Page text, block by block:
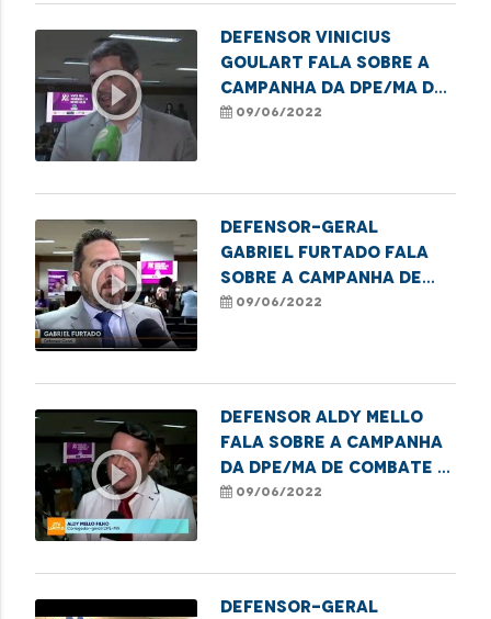
play_circle_outline
Defensor Vinicius
Goulart fala sobre a
campanha da DPE/MA de
combate a violência
09/06/2022
play_circle_outline
Defensor-Geral
Gabriel Furtado fala
sobre a Campanha de
Conscientização da
09/06/2022
play_circle_outline
Defensor Aldy Mello
fala sobre a campanha
da DPE/MA de combate a
violência contra os
09/06/2022
Defensor-Geral